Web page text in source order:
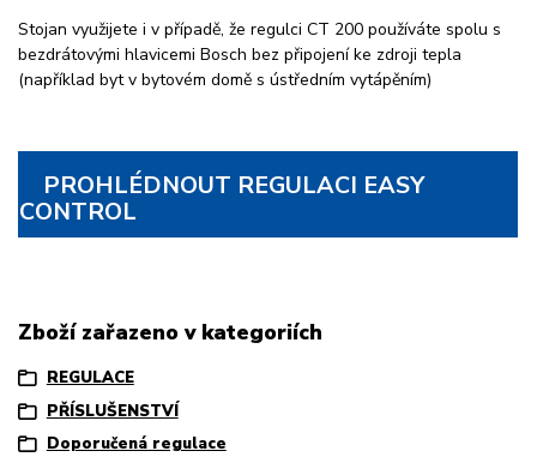
Stojan využijete i v případě, že regulci CT 200 používáte spolu s
bezdrátovými hlavicemi Bosch bez připojení ke zdroji tepla
(například byt v bytovém domě s ústředním vytápěním)
PROHLÉDNOUT REGULACI EASY
CONTROL
Zboží zařazeno v kategoriích
REGULACE
PŘÍSLUŠENSTVÍ
Doporučená regulace